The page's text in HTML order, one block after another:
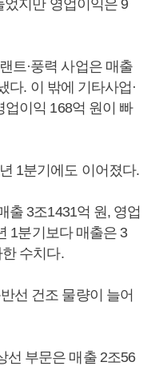
었지만 영업이익은 9
트·풍력 사업은 매출
다. 이 밖에 기타사업·
업이익 168억 원이 빠
1분기에도 이어졌다.
출 3조1431억 원, 영업
1분기보다 매출은 3
수치다.
선 건조 물량이 늘어
선 부문은 매출 2조56